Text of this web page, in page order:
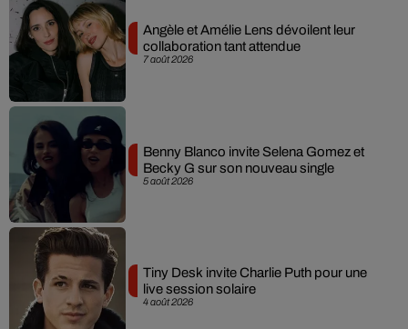
7 août 2026
Angèle et Amélie Lens dévoilent leur
collaboration tant attendue
5 août 2026
Benny Blanco invite Selena Gomez et
Becky G sur son nouveau single
4 août 2026
Tiny Desk invite Charlie Puth pour une
live session solaire